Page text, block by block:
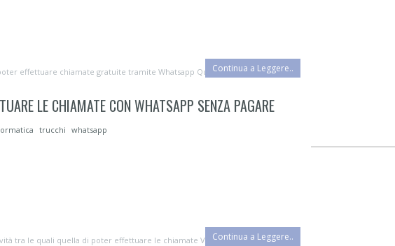
effettuare chiamate gratuite tramite Whatsapp Queste telefonate sono...
Continua a Leggere..
LE CHIAMATE CON WHATSAPP SENZA PAGARE
trucchi whatsapp
tra le quali quella di poter effettuare le chiamate Voip tra i contatti del...
Continua a Leggere..